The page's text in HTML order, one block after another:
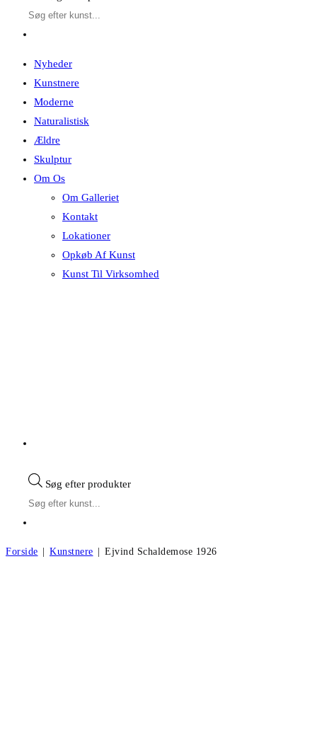
Nyheder
Kunstnere
Moderne
Naturalistisk
Ældre
Skulptur
Om Os
Om Galleriet
Kontakt
Lokationer
Opkøb Af Kunst
Kunst Til Virksomhed
Søg efter produkter
Forside | Kunstnere | Ejvind Schaldemose 1926